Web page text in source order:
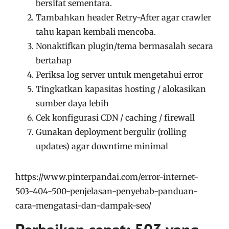
bersifat sementara.
Tambahkan header Retry-After agar crawler
tahu kapan kembali mencoba.
Nonaktifkan plugin/tema bermasalah secara
bertahap
Periksa log server untuk mengetahui error
Tingkatkan kapasitas hosting / alokasikan
sumber daya lebih
Cek konfigurasi CDN / caching / firewall
Gunakan deployment bergulir (rolling
updates) agar downtime minimal
https://www.pinterpandai.com/error-internet-
503-404-500-penjelasan-penyebab-panduan-
cara-mengatasi-dan-dampak-seo/